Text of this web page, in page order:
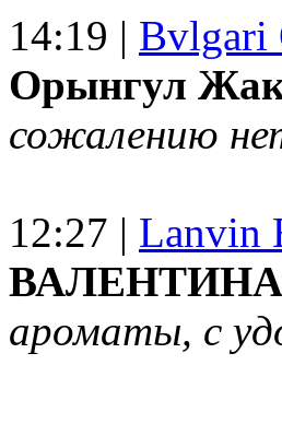
14:19 | Bvlgari
Орынгул
сожалению
12:27 | Lanvin
ароматы, с